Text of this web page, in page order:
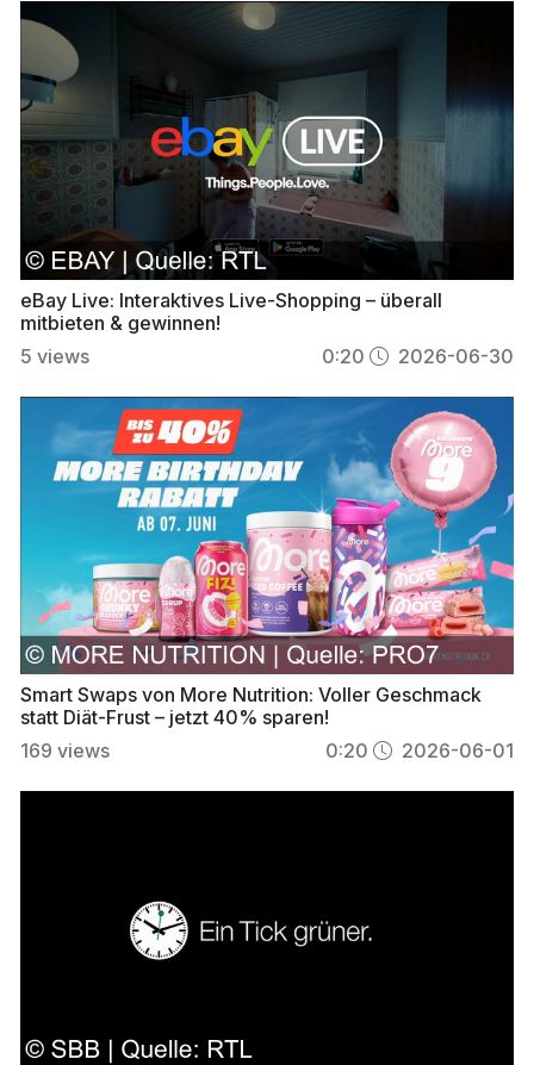
eBay Live: Interaktives Live-Shopping – überall
mitbieten & gewinnen!
5 views 0:20 2026-06-30
Smart Swaps von More Nutrition: Voller Geschmack
statt Diät-Frust – jetzt 40% sparen!
169 views 0:20 2026-06-01